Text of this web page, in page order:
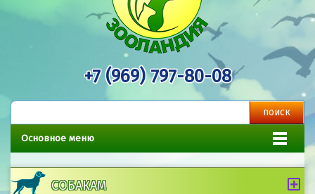
+7 (969) 797-80-08
Основное меню
СОБАКАМ